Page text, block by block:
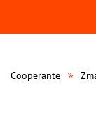
Cooperante